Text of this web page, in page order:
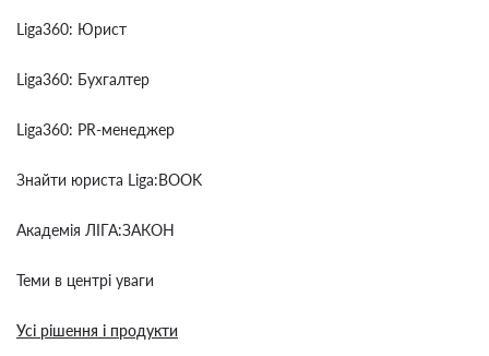
Liga360: Юрист
Liga360: Бухгалтер
Liga360: PR-менеджер
Знайти юриста Liga:BOOK
Академія ЛІГА:ЗАКОН
Теми в центрі уваги
Усі рішення і продукти